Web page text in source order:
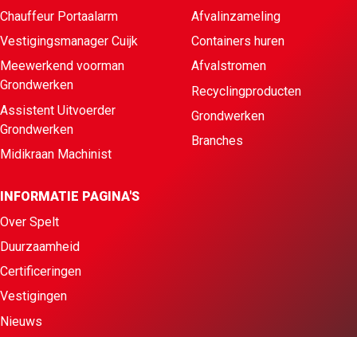
Chauffeur Portaalarm
Vestigingsmanager Cuijk
Meewerkend voorman
Grondwerken
Assistent Uitvoerder
Grondwerken
Midikraan Machinist
Afvalinzameling
Containers huren
Afvalstromen
Recyclingproducten
Grondwerken
Branches
INFORMATIE PAGINA'S
Over Spelt
Duurzaamheid
Certificeringen
Vestigingen
Nieuws